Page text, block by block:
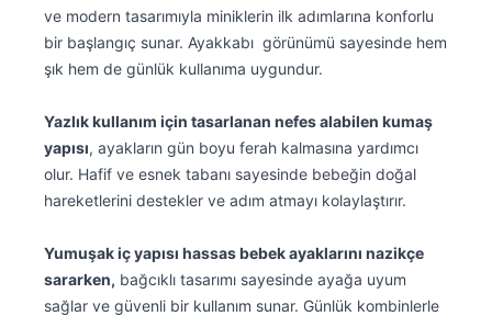
ve modern tasarımıyla miniklerin ilk adımlarına konforlu
bir başlangıç sunar. Ayakkabı görünümü sayesinde hem
şık hem de günlük kullanıma uygundur.
Yazlık kullanım için tasarlanan nefes alabilen kumaş
yapısı, ayakların gün boyu ferah kalmasına yardımcı
olur. Hafif ve esnek tabanı sayesinde bebeğin doğal
hareketlerini destekler ve adım atmayı kolaylaştırır.
Yumuşak iç yapısı hassas bebek ayaklarını nazikçe
sararken, bağcıklı tasarımı sayesinde ayağa uyum
sağlar ve güvenli bir kullanım sunar. Günlük kombinlerle